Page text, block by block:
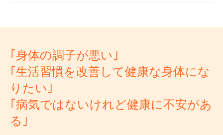
｢身体の調子が悪い｣
｢生活習慣を改善して健康な身体にな
りたい｣
｢病気ではないけれど健康に不安があ
る｣